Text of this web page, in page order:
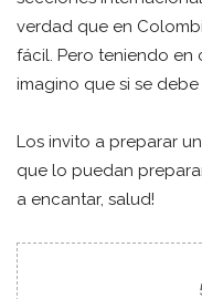
verdad que en
fácil. Pero teniendo
imagino que si se
Los invito a preparar
que lo puedan
a encantar, salud!